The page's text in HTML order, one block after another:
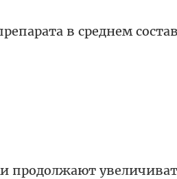
в среднем
продолжают